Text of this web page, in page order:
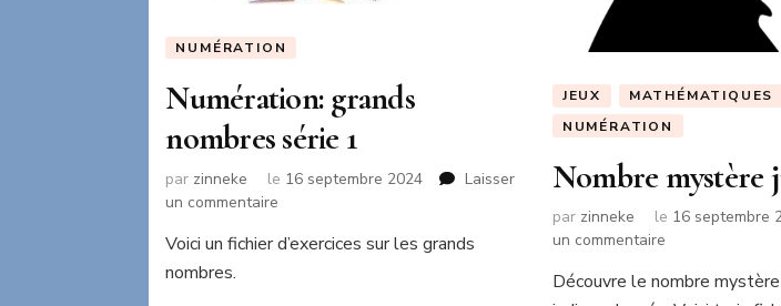
NUMÉRATION
Numération: grands
nombres série 1
par zinneke le 16 septembre 2024
Laisser
un commentaire
grands
Voici un fichier d’exercices sur les grands
nombres.
JEUX
MATHÉMATIQUES
NUMÉRATION
Nombre mystère
par zinneke le 16 septembre
un commentairesur
mystère
Découvre le nombre